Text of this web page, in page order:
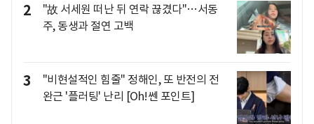
2
"故 서세원 떠난 뒤 연락 끊겼다"…서동
주, 동생과 절연 고백
3
"비현설적인 힘줄" 정해인, 또 반전의 전
완근 '플러팅' 난리 [Oh!쎈 포인트]